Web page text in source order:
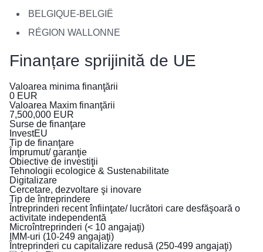
Ucraina
războiului
ajuta
BELGIQUE-BELGIË
RÉGION WALLONNE
Finanțare sprijinită de UE
Valoarea minima finanţării
0 EUR
Valoarea Maxim finanţării
7,500,000 EUR
Surse de finanţare
InvestEU
Tip de finanţare
Împrumut/ garanţie
Obiective de investiţii
Tehnologii ecologice & Sustenabilitate
Digitalizare
Cercetare, dezvoltare şi inovare
Tip de întreprindere
Întreprinderi recent înfiinţate/ lucrători care desfăşoară o
activitate independentă
Microîntreprinderi (< 10 angajaţi)
IMM-uri (10-249 angajaţi)
Întreprinderi cu capitalizare redusă (250-499 angajaţi)